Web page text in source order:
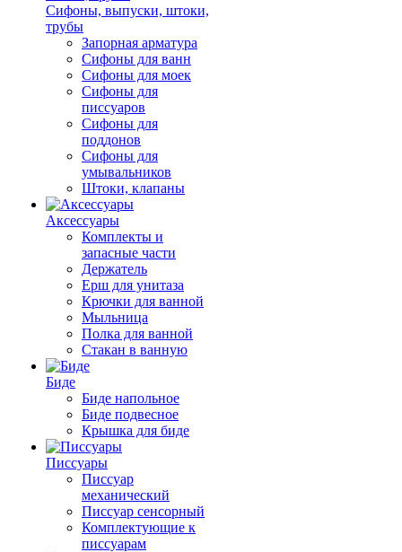
Сифоны, выпуски, штоки,
трубы
Запорная арматура
Сифоны для ванн
Сифоны для моек
Сифоны для
писсуаров
Сифоны для
поддонов
Сифоны для
умывальников
Штоки, клапаны
Аксессуары
Комплекты и
запасные части
Держатель
Ерш для унитаза
Крючки для ванной
Мыльница
Полка для ванной
Стакан в ванную
Биде
Биде напольное
Биде подвесное
Крышка для биде
Писсуары
Писсуар
механический
Писсуар сенсорный
Комплектующие к
писсуарам